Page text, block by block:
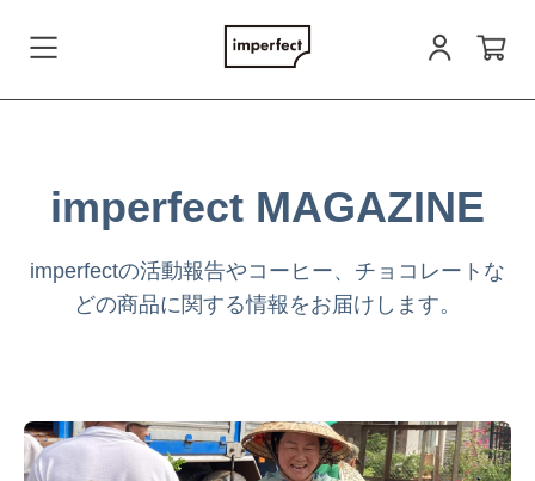
ログイン
お問い合わせ
すべての商品
imperfect MAGAZINE
imperfectの活動報告やコーヒー、チョコレートな
どの商品に関する情報をお届けします。